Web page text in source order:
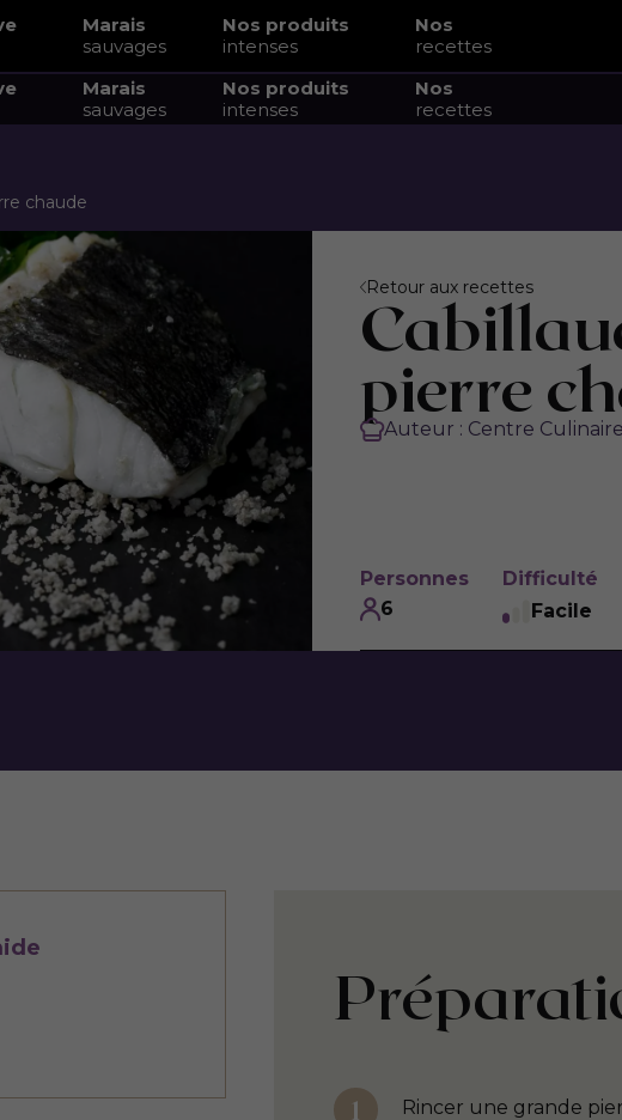
Marais
sauvages
Nos produits
intenses
Nos
recettes
Marais
sauvages
Nos produits
intenses
Nos
recettes
chaude
Retour aux recettes
pierre
Auteur : Centre
Personnes
6
Difficulté
Facile
Rincer une grande